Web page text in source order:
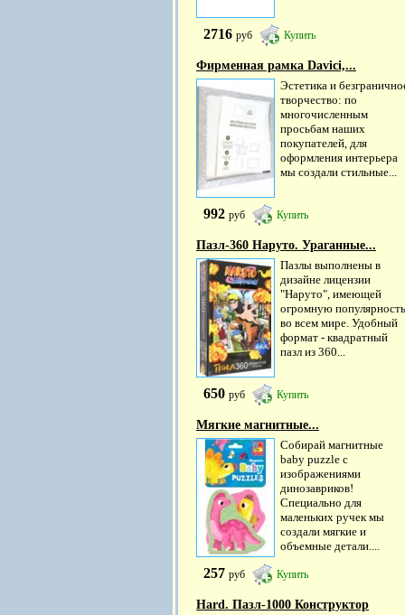
2716 руб Купить
Фирменная рамка Davici,...
Эстетика и
творчество: по
многочисленным
просьбам наших
покупателей, для
оформления интерьера
мы создали стильные...
992 руб Купить
Пазл-360 Наруто. Ураганные...
Пазлы выполнены в
дизайне лицензии
"Наруто", имеющей
огромную популярность
во всем мире. Удобный
формат - квадратный
пазл из 360...
650 руб Купить
Мягкие магнитные...
Собирай магнитные
baby puzzle с
изображениями
динозавриков!
Специально для
маленьких ручек мы
создали мягкие и
объемные детали....
257 руб Купить
Hard. Пазл-1000 Конструктор